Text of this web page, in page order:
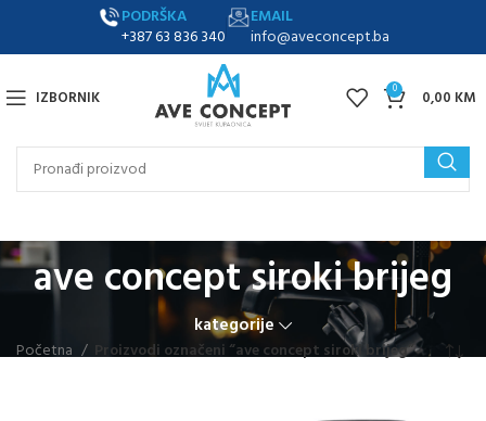
PODRŠKA
+387 63 836 340
EMAIL
info@aveconcept.ba
IZBORNIK 0 0,00 KM
ave concept siroki brijeg
kategorije
Početna Proizvodi označeni “ave concept siroki brijeg”